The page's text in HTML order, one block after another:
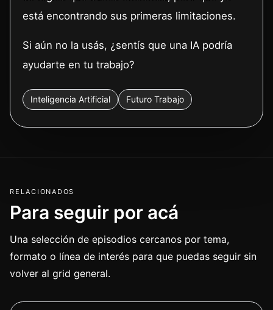
está encontrando sus primeras limitaciones.
Si aún no la usás, ¿sentís que una IA podría
ayudarte en tu trabajo?
Inteligencia Artificial Futuro Trabajo
RELACIONADOS
Para seguir por acá
Una selección de episodios cercanos por tema,
formato o línea de interés para que puedas seguir sin
volver al grid general.